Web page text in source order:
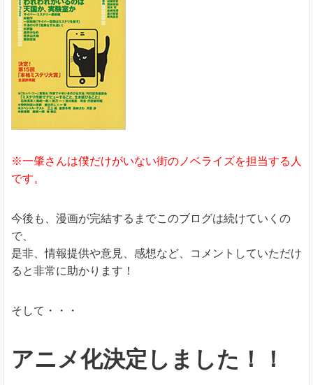
※一肇さんは僕だけがいない街のノベライズを担当する人
です。
今後も、漫画が完結するまでこのブログは続けていくの
で、
是非、情報提供や意見、感想など、コメントしていただけ
ると非常に助かります！
そして・・・
アニメ化決定しました！！